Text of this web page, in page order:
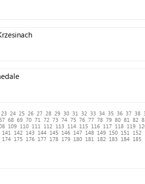
23 24 25 26 27 28 29 30 31 32 33 34 35 36 37 38
68 69 70 71 72 73 74 75 76 77 78 79 80 81 82
109 110 111 112 113 114 115 116 117 118 119
141 142 143 144 145 146 147 148 149 150 151 152
174 175 176 177 178 179 180 181 182 183 184 185